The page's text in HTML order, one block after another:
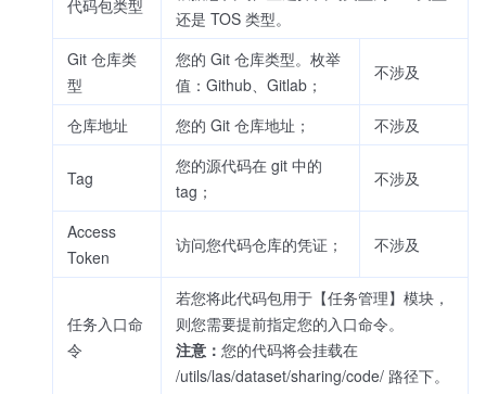
代码包类型
还是 TOS 类型。
Git 仓库类
型
您的 Git 仓库类型。枚举
值：Github、Gitlab；
不涉及
仓库地址 您的 Git 仓库地址； 不涉及
Tag
您的源代码在 git 中的
tag；
不涉及
Access
Token
访问您代码仓库的凭证； 不涉及
任务入口命
令
若您将此代码包用于【任务管理】模块，
则您需要提前指定您的入口命令。
注意：​ 您的代码将会挂载在
/utils/las/dataset/sharing/code/ 路径下。